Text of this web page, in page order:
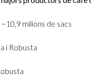
milions de sacs
i Robusta